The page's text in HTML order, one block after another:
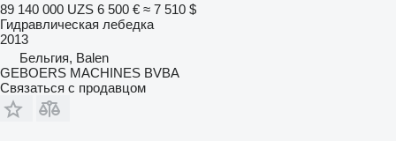
89 140 000 UZS 6 500 € ≈ 7 510 $
Гидравлическая лебедка
2013
Бельгия, Balen
GEBOERS MACHINES BVBA
Связаться с продавцом